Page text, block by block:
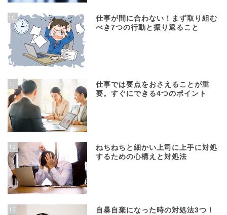
10
仕事が間に合わない！まず取り組む
べき7つの行動と振り返ること
11
仕事では要点をおさえることが重
要。すぐにできる4つのポイント
12
ねちねちと細かい上司に上手に対処
するための心構えと対処法
13
自暴自棄になった時の対処法3つ！